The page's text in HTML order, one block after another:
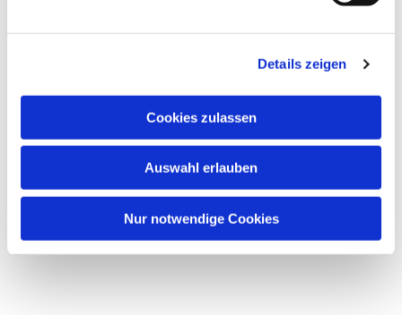
Details zeigen
Cookies zulassen
Auswahl erlauben
Nur notwendige Cookies
arbeitmitfrauen@pek.de senast 3 dagar före